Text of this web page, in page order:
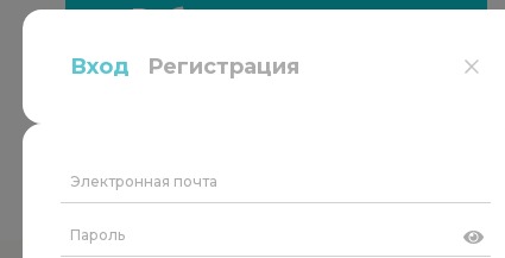
Выбрать специалиста
Вход Регистрация